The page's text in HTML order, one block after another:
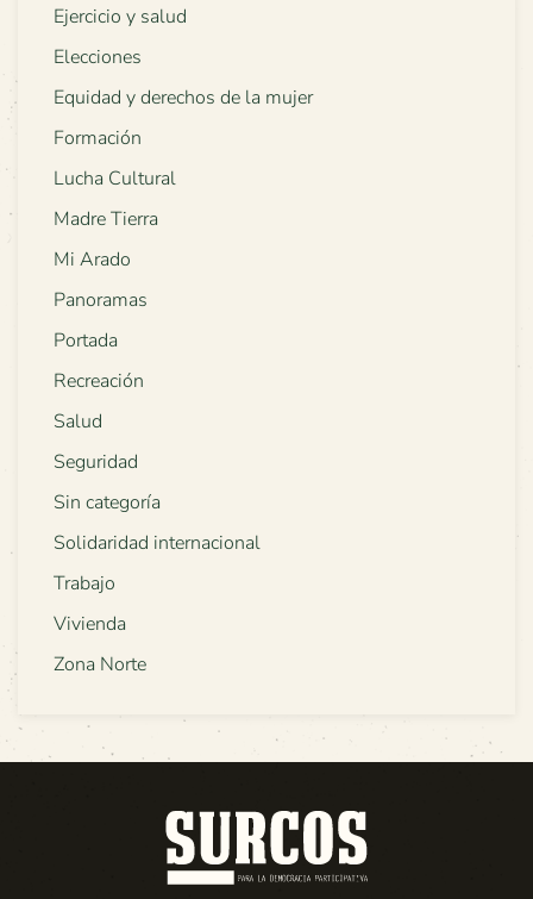
Ejercicio y salud
Elecciones
Equidad y derechos de la mujer
Formación
Lucha Cultural
Madre Tierra
Mi Arado
Panoramas
Portada
Recreación
Salud
Seguridad
Sin categoría
Solidaridad internacional
Trabajo
Vivienda
Zona Norte